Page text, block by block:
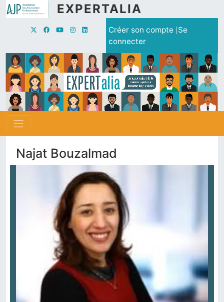
Aller au contenu principalEXPERTALIA
Menu du compte de
Créer son compte Se
connecter
Najat Bouzalmad